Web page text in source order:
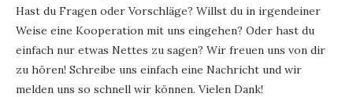
Hast du Fragen oder Vorschläge? Willst du in irgendeiner
Weise eine Kooperation mit uns eingehen? Oder hast du
einfach nur etwas Nettes zu sagen? Wir freuen uns von dir
zu hören! Schreibe uns einfach eine Nachricht und wir
melden uns so schnell wir können. Vielen Dank!